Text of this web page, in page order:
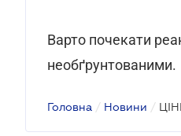
Варто почекати
необґрунтованими.
Головна / Новини /